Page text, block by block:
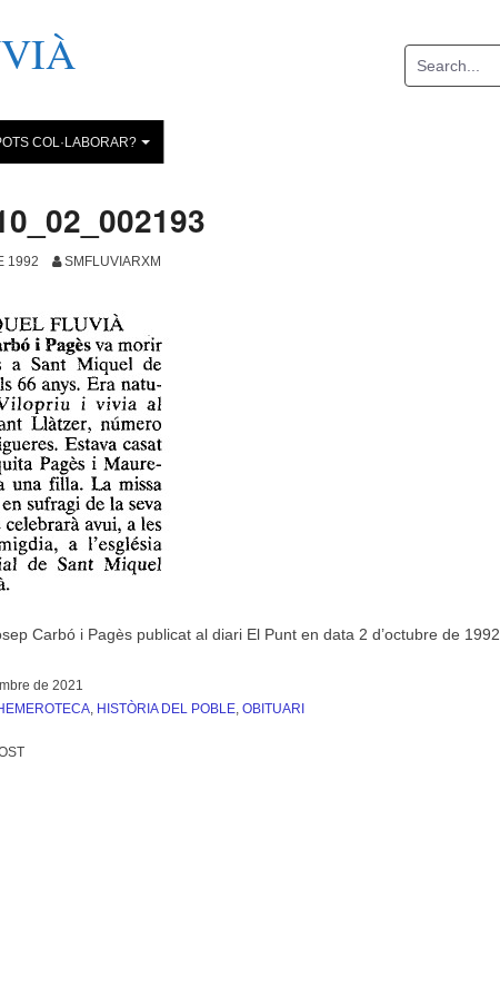
+
COL·LABORAR?
1992 SMFLUVIARXM
Carbó i Pagès publicat al diari El Punt en data 2 d’octubre de 1992
de 2021
, HISTÒRIA DEL POBLE, OBITUARI